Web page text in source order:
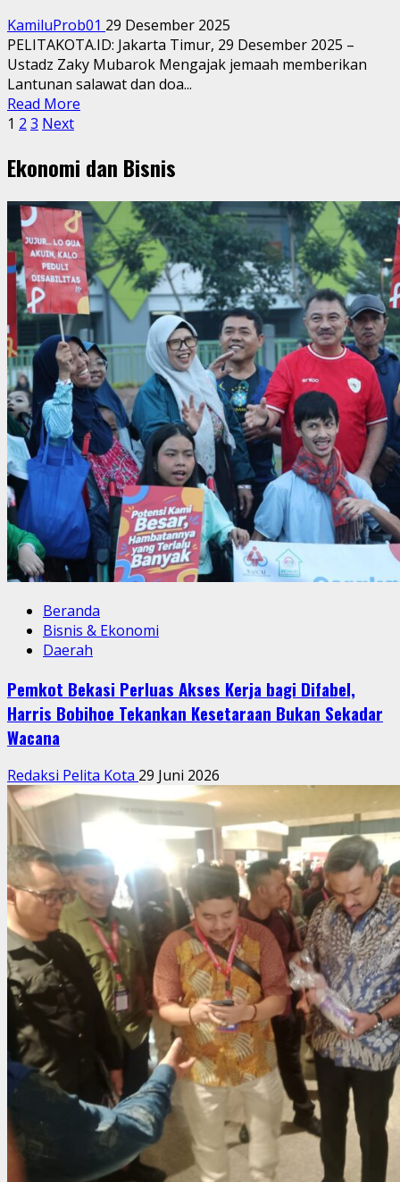
KamiluProb01 29 Desember 2025
PELITAKOTA.ID: Jakarta Timur, 29 Desember 2025 –
Ustadz Zaky Mubarok Mengajak jemaah memberikan
Lantunan salawat dan doa...
Read More
Menebar
Cahaya
Kesalehan:
Pesan
Menyentuh
Ustadz
Zaky
Mubarok
dalam
Lautan
Doa
di
Jakarta
Timur
Paginasi
pos
1 2 3 Next
Ekonomi dan Bisnis
Beranda
Bisnis & Ekonomi
Daerah
Pemkot Bekasi Perluas Akses Kerja bagi Difabel,
Harris Bobihoe Tekankan Kesetaraan Bukan Sekadar
Wacana
Redaksi Pelita Kota 29 Juni 2026